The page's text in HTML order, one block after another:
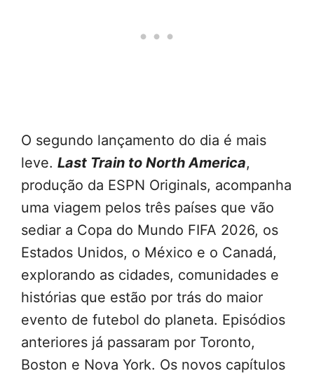
O segundo lançamento do dia é mais
leve. Last Train to North America,
produção da ESPN Originals, acompanha
uma viagem pelos três países que vão
sediar a Copa do Mundo FIFA 2026, os
Estados Unidos, o México e o Canadá,
explorando as cidades, comunidades e
histórias que estão por trás do maior
evento de futebol do planeta. Episódios
anteriores já passaram por Toronto,
Boston e Nova York. Os novos capítulos